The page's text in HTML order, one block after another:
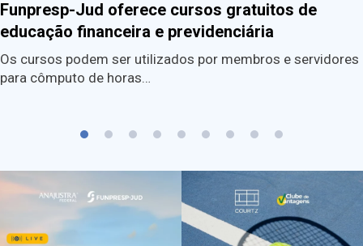
Funpresp-Jud oferece cursos gratuitos de
educação financeira e previdenciária
Os cursos podem ser utilizados por membros e servidores
para cômputo de horas…